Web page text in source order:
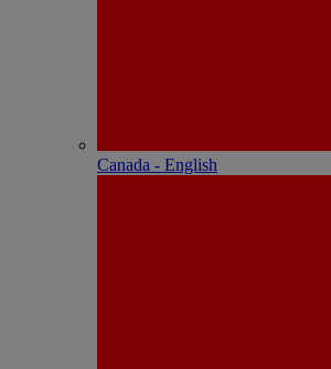
Canada - English